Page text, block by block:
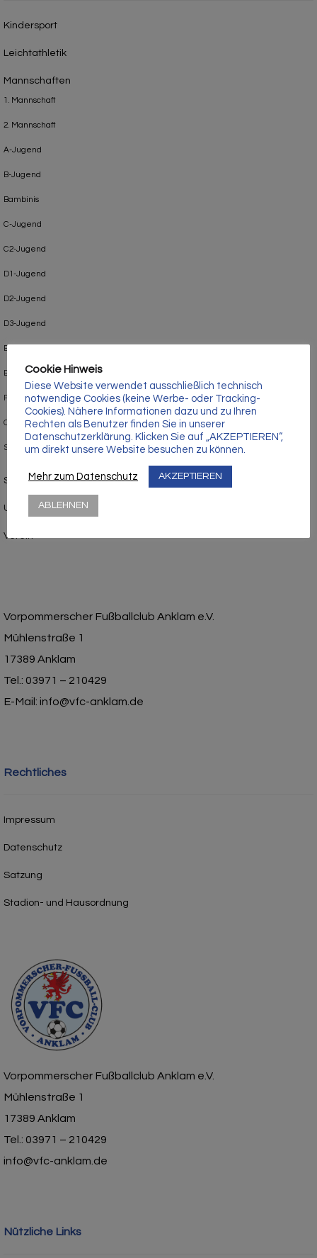
Kindersport
Leichtathletik
Mannschaften
1. Mannschaft
2. Mannschaft
A-Jugend
B-Jugend
Bambinis
C-Jugend
C2-Jugend
D1-Jugend
D2-Jugend
D3-Jugend
E1-Jugend
E2-Jugend
F-Jugend
Oldies
Schiedsrichter
Sponsoren
Uncategorized
Verein
Vorpommerscher Fußballclub Anklam e.V.
Mühlenstraße 1
17389 Anklam
Tel.: 03971 – 210429
E-Mail: info@vfc-anklam.de
Rechtliches
Impressum
Datenschutz
Satzung
Stadion- und Hausordnung
Vorpommerscher Fußballclub Anklam e.V.
Mühlenstraße 1
17389 Anklam
Tel.: 03971 – 210429
info@vfc-anklam.de
Nützliche Links
Cookie Hinweis
Diese Website verwendet ausschließlich technisch
notwendige Cookies (keine Werbe- oder Tracking-
Cookies). Nähere Informationen dazu und zu Ihren
Rechten als Benutzer finden Sie in unserer
Datenschutzerklärung. Klicken Sie auf „AKZEPTIEREN“,
um direkt unsere Website besuchen zu können.
Mehr zum Datenschutz AKZEPTIEREN
ABLEHNEN